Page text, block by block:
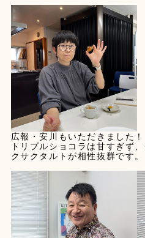
広報・安川もいただきました！
トリプルショコラは甘すぎず
クサクタルトが相性抜群です。